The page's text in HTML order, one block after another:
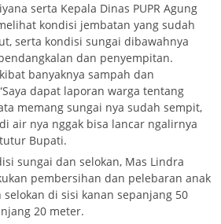
serta Kepala Dinas PUPR Agung
kondisi jembatan yang sudah
serta kondisi sungai dibawahnya
dan penyempitan.
banyaknya sampah dan
dapat laporan warga tentang
memang sungai nya sudah sempit,
air nya nggak bisa lancar ngalirnya
Bupati.
sungai dan selokan, Mas Lindra
pembersihan dan pelebaran anak
di sisi kanan sepanjang 50
20 meter.